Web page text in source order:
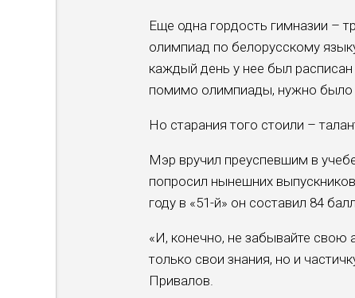
Еще одна гордость гимназии –
олимпиад по белорусскому
каждый день у нее был
помимо олимпиады, нужно было
Но старания того стоили –
Мэр вручил преуспевшим в
попросил нынешних
году в «51-й» он составил 84
«И, конечно, не забывайте свою
только свои знания, но и
Привалов.